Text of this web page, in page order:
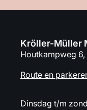
Kröller-Müller
Houtkampweg
Route en
Dinsdag t/m